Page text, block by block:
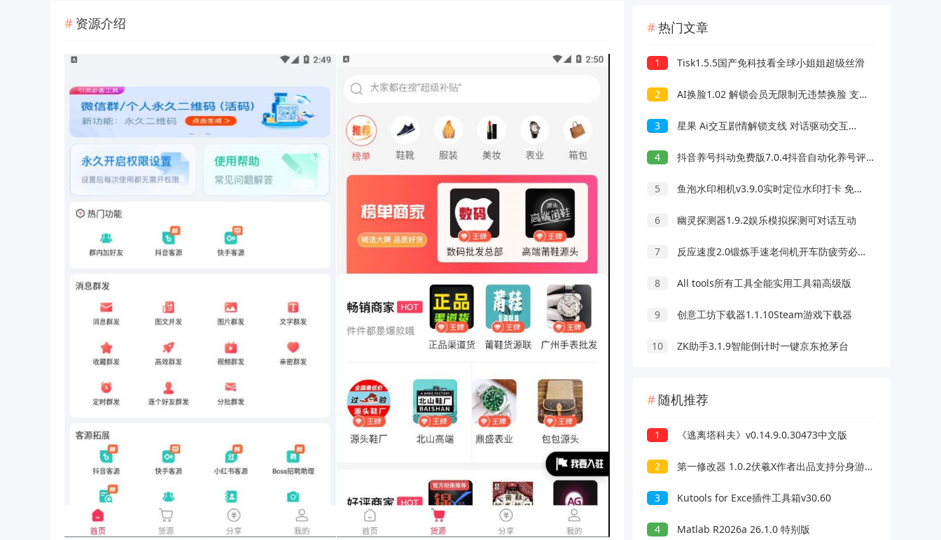
资源介绍 热门文章
1 Tisk1.5.5国产免科技看全球小姐姐超级丝滑
2 AI换脸1.02 解锁会员无限制无违禁换脸 支持照片/视频
3 星果 Ai交互剧情解锁支线 对话驱动交互故事剧情
4 抖音养号抖动免费版7.0.4抖音自动化养号评论脚本
5 鱼泡水印相机v3.9.0实时定位水印打卡 免费无广告
6 幽灵探测器1.9.2娱乐模拟探测可对话互动
7 反应速度2.0锻炼手速老伺机开车防疲劳必备
8 All tools所有工具全能实用工具箱高级版
9 创意工坊下载器1.1.10Steam游戏下载器
10 ZK助手3.1.9智能倒计时一键京东抢茅台
随机推荐
1 《逃离塔科夫》v0.14.9.0.30473中文版
2 第一修改器 1.0.2伏羲X作者出品支持分身游戏变速
3 Kutools for Exce插件工具箱v30.60
4 Matlab R2026a 26.1.0 特别版